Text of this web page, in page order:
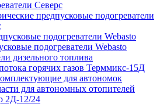
предпусковые подогреватели
подогреватели Webasto
дизельного топлива
горячих газов Терммикс-15Д
для автономок